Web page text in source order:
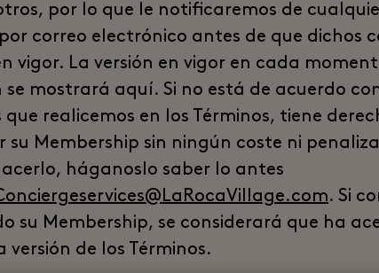
por lo que le notificaremos de
correo electrónico antes de que dichos
vigor. La versión en vigor en cada
mostrará aquí. Si no está de acuerdo
que realicemos en los Términos, tiene
su Membership sin ningún coste ni
háganoslo saber lo antes
. Si
su Membership, se considerará que ha
versión de los Términos.